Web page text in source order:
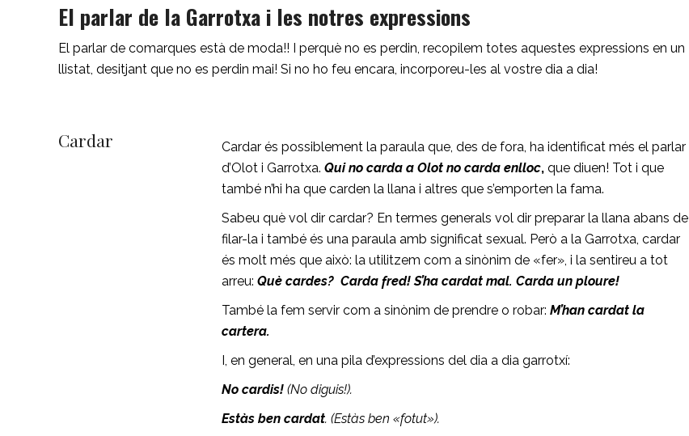
El parlar de la Garrotxa i les notres expressions
El parlar de comarques està de moda!! I perquè no es perdin, recopilem totes aquestes expressions en un
llistat, desitjant que no es perdin mai! Si no ho feu encara, incorporeu-les al vostre dia a dia!
Cardar
Cardar és possiblement la paraula que, des de fora, ha identificat més el parlar
d’Olot i Garrotxa.Qui no carda a Olot no carda enlloc, que diuen! Tot i que
també n’hi ha que carden la llana i altres que s’emporten la fama.
Sabeu què vol dir cardar? En termes generals vol dir preparar la llana abans de
filar-la i també és una paraula amb significat sexual. Però a la Garrotxa, cardar
és molt més que això: la utilitzem com a sinònim de «fer», i la sentireu a tot
arreu:Què cardes? Carda fred! S’ha cardat mal. Carda un ploure!
També la fem servir com a sinònim de prendre o robar:M’han cardat la
cartera.
I, en general, en una pila d’expressions del dia a dia garrotxí:
No cardis! (No diguis!).
Estàs ben cardat. (Estàs ben «fotut»).